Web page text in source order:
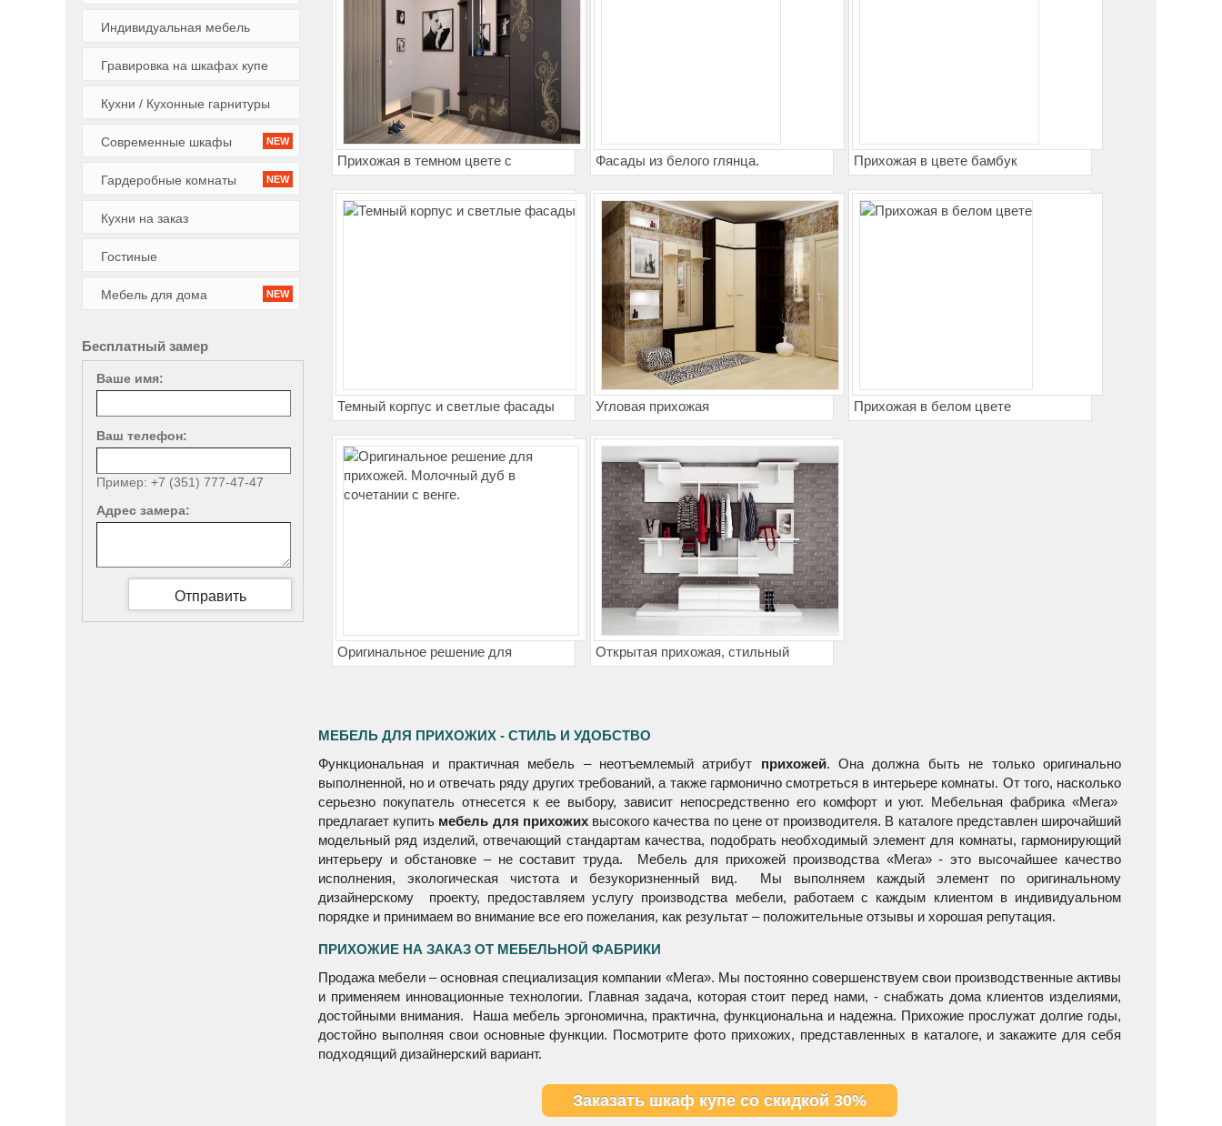
Индивидуальная мебель
Гравировка на шкафах купе
Кухни / Кухонные гарнитуры
Современные шкафы NEW
Гардеробные комнаты NEW
Кухни на заказ
Гостиные
Мебель для дома NEW
Бесплатный замер
Ваше имя:
Ваш телефон:
Пример: +7 (351) 777-47-47
Адрес замера:
Прихожая в темном цвете с
фотопечатью на фасадах
Фасады из белого глянца. Прихожая в цвете бамбук
Темный корпус и светлые фасады Угловая прихожая Прихожая в белом цвете
Оригинальное решение для Открытая прихожая, стильный
МЕБЕЛЬ ДЛЯ ПРИХОЖИХ - СТИЛЬ И УДОБСТВО
Функциональная и практичная мебель – неотъемлемый атрибут прихожей. Она должна быть не только оригинально
выполненной, но и отвечать ряду других требований, а также гармонично смотреться в интерьере комнаты. От того, насколько
серьезно покупатель отнесется к ее выбору, зависит непосредственно его комфорт и уют. Мебельная фабрика «Мега»
предлагает купить мебель для прихожихвысокого качества по цене от производителя. В каталоге представлен широчайший
модельный ряд изделий, отвечающий стандартам качества, подобрать необходимый элемент для комнаты, гармонирующий
интерьеру и обстановке – не составит труда. Мебель для прихожей производства «Мега» - это высочайшее качество
исполнения, экологическая чистота и безукоризненный вид. Мы выполняем каждый элемент по оригинальному
дизайнерскому проекту, предоставляем услугу производства мебели, работаем с каждым клиентом в индивидуальном
порядке и принимаем во внимание все его пожелания, как результат – положительные отзывы и хорошая репутация.
ПРИХОЖИЕ НА ЗАКАЗ ОТ МЕБЕЛЬНОЙ ФАБРИКИ
Продажа мебели – основная специализация компании «Мега». Мы постоянно совершенствуем свои производственные активы
и применяем инновационные технологии. Главная задача, которая стоит перед нами, - снабжать дома клиентов изделиями,
достойными внимания. Наша мебель эргономична, практична, функциональна и надежна. Прихожие прослужат долгие годы,
достойно выполняя свои основные функции. Посмотрите фото прихожих, представленных в каталоге, и закажите для себя
подходящий дизайнерский вариант.
Заказать шкаф купе со скидкой 30%